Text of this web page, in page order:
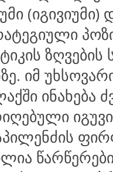
(იგივიუმი)
ზღვების
იმ
ინახება